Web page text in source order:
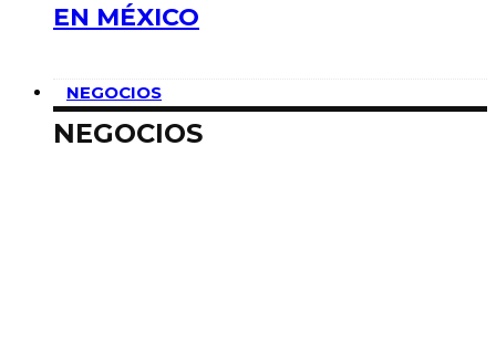
EN MÉXICO
NEGOCIOS
NEGOCIOS